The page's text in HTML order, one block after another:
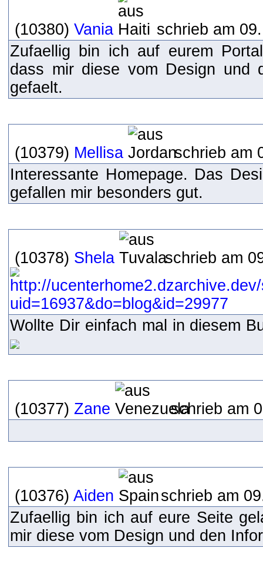
(10380) Vania
schrieb am
Zufaellig bin ich auf eurem
dass mir diese vom Design und
gefaelt.
(10379) Mellisa
schrieb am
Interessante Homepage. Das
gefallen mir besonders gut.
(10378) Shela schrieb am
Wollte Dir einfach mal in diesem
(10377) Zane schrieb am
(10376) Aiden
schrieb am
Zufaellig bin ich auf eure Seite
mir diese vom Design und den